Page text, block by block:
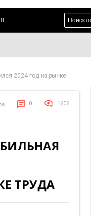
2024 год на рынке
0 1606
ТРУДА